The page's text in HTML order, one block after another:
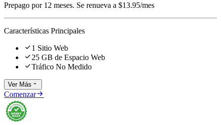
Prepago por 12 meses. Se renueva a $13.95/mes
Características Principales
 1 Sitio Web
 25 GB de Espacio Web
Tráfico No Medido
Ver Más 
Comenzar